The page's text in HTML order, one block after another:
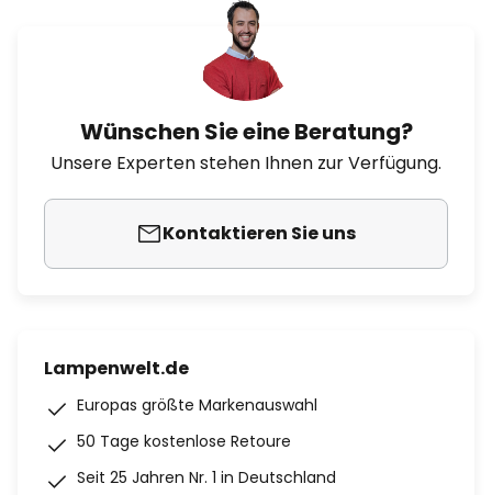
Wünschen Sie eine Beratung?
Unsere Experten stehen Ihnen zur Verfügung.
Kontaktieren Sie uns
Lampenwelt.de
Europas größte Markenauswahl
50 Tage kostenlose Retoure
Seit 25 Jahren Nr. 1 in Deutschland